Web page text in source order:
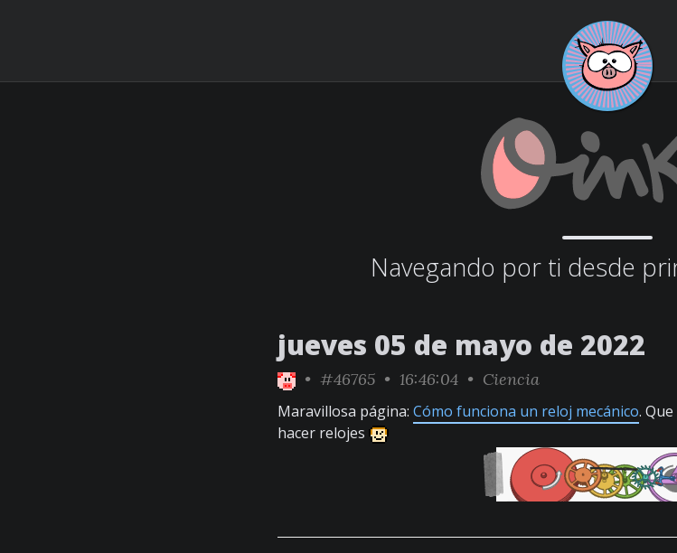
Navegando por ti desde
jueves 05 de mayo de 2022
• #46765 • 16:46:04 • Ciencia
Maravillosa página: Cómo funciona un reloj mecánico.
hacer relojes